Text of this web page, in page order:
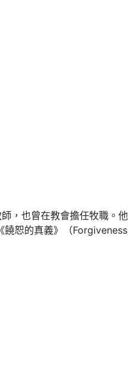
，也曾在教會擔任牧職。
恕的真義》（